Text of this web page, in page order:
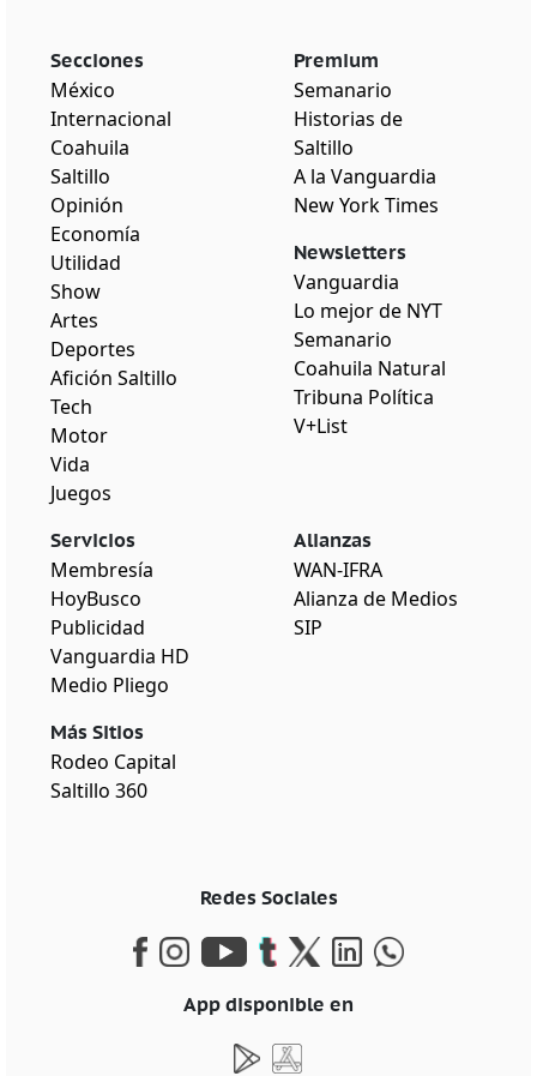
Secciones
México
Internacional
Coahuila
Saltillo
Opinión
Economía
Utilidad
Show
Artes
Deportes
Afición Saltillo
Tech
Motor
Vida
Juegos
Premium
Semanario
Historias de
Saltillo
A la Vanguardia
New York Times
Newsletters
Vanguardia
Lo mejor de NYT
Semanario
Coahuila Natural
Tribuna Política
V+List
Servicios
Membresía
HoyBusco
Publicidad
Vanguardia HD
Medio Pliego
Más Sitios
Rodeo Capital
Saltillo 360
Alianzas
WAN-IFRA
Alianza de Medios
SIP
Redes Sociales
App disponible en